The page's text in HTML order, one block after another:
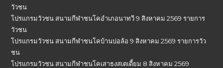
วัวชน
โปรแกรมวัวชน สนามกีฬาชนโคอำเภอนาทวี 9 สิงหาคม 2569 รายการ
วัวชน
โปรแกรมวัวชน สนามกีฬาชนโคบ้านบ่อล้อ 9 สิงหาคม 2569 รายการวัว
ชน
โปรแกรมวัวชน สนามกีฬาชนโคเสาธงสเตเดี้ยม 8 สิงหาคม 2569